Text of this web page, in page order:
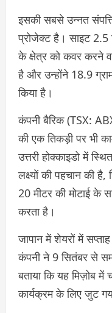
इसकी सबसे उन्नत
प्रोजेक्ट है। साइट 2.5
के क्षेत्र को कवर करने
है और उन्होंने 18.9
किया है।
कंपनी बैरिक (TSX:
की एक तिकड़ी पर भी
उत्तरी होक्काइडो में
लक्ष्यों की पहचान की
20 मीटर की मोटाई के
करता है।
जापान में शेयरों में
कंपनी ने 9 सितंबर से
बताया कि यह मिज़ोब
कार्यक्रम के लिए जुट